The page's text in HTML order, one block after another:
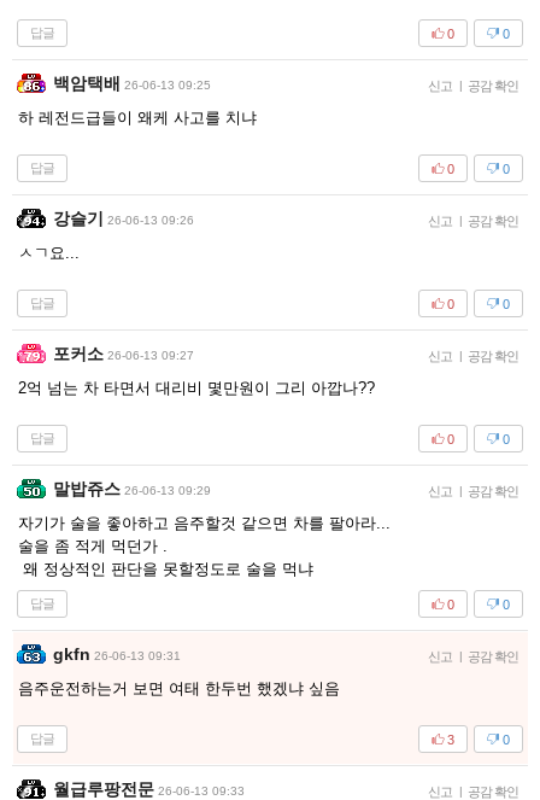
답글 0
0
백암택배 26-06-13 09:25 신고 | 공감 확인
하 레전드급들이 왜케 사고를 치냐
답글 0
0
강슬기 26-06-13 09:26 신고 | 공감 확인
ㅅㄱ요...
답글 0
0
포커소 26-06-13 09:27 신고 | 공감 확인
2억 넘는 차 타면서 대리비 몇만원이 그리 아깝나??
답글 0
0
말밥쥬스 26-06-13 09:29 신고 | 공감 확인
자기가 술을 좋아하고 음주할것 같으면 차를 팔아라...
술을 좀 적게 먹던가 .
왜 정상적인 판단을 못할정도로 술을 먹냐
답글 0
0
gkfn 26-06-13 09:31 신고 | 공감 확인
음주운전하는거 보면 여태 한두번 했겠냐 싶음
답글 0
3
월급루팡전문 26-06-13 09:33 신고 | 공감 확인